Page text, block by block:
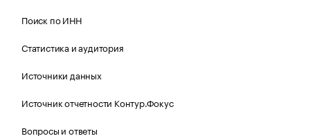
Поиск по ИНН
Статистика и аудитория
Источники данных
Источник отчетности Контур.Фокус
Вопросы и ответы